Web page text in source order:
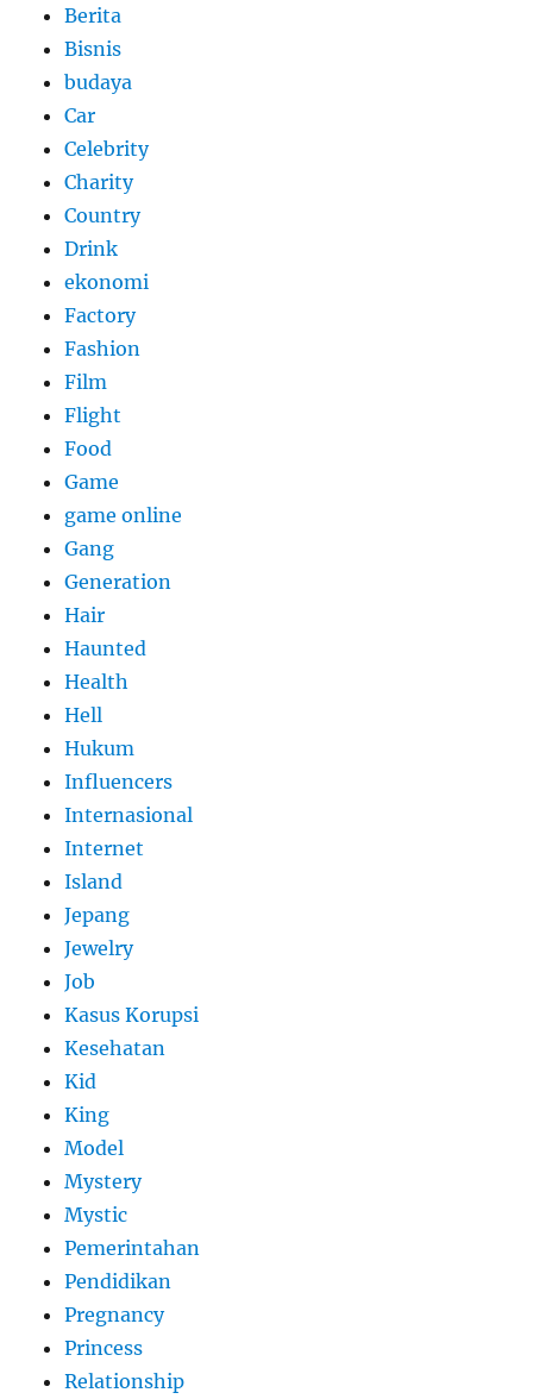
Berita
Bisnis
budaya
Car
Celebrity
Charity
Country
Drink
ekonomi
Factory
Fashion
Film
Flight
Food
Game
game online
Gang
Generation
Hair
Haunted
Health
Hell
Hukum
Influencers
Internasional
Internet
Island
Jepang
Jewelry
Job
Kasus Korupsi
Kesehatan
Kid
King
Model
Mystery
Mystic
Pemerintahan
Pendidikan
Pregnancy
Princess
Relationship